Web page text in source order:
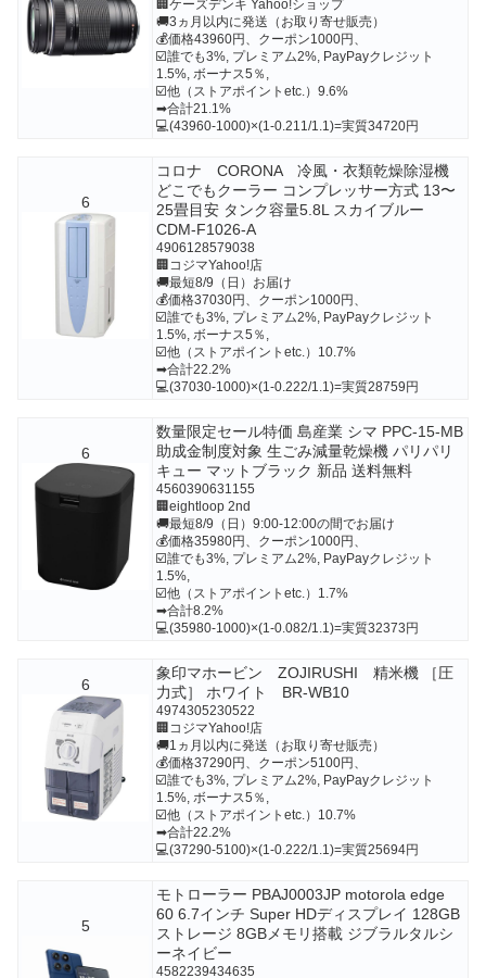
🏢ケーズデンキ Yahoo!ショップ
🚚3ヵ月以内に発送（お取り寄せ販売）
💰価格43960円、クーポン1000円、
☑️誰でも3%, プレミアム2%, PayPayクレジット
1.5%, ボーナス5％,
☑️他（ストアポイントetc.）9.6%
➡合計21.1%
💻(43960-1000)×(1-0.211/1.1)=実質34720円
6
コロナ CORONA 冷風・衣類乾燥除湿機
どこでもクーラー コンプレッサー方式 13〜
25畳目安 タンク容量5.8L スカイブルー
CDM-F1026-A
4906128579038
🏢コジマYahoo!店
🚚最短8/9（日）お届け
💰価格37030円、クーポン1000円、
☑️誰でも3%, プレミアム2%, PayPayクレジット
1.5%, ボーナス5％,
☑️他（ストアポイントetc.）10.7%
➡合計22.2%
💻(37030-1000)×(1-0.222/1.1)=実質28759円
6
数量限定セール特価 島産業 シマ PPC-15-MB
助成金制度対象 生ごみ減量乾燥機 パリパリ
キュー マットブラック 新品 送料無料
4560390631155
🏢eightloop 2nd
🚚最短8/9（日）9:00-12:00の間でお届け
💰価格35980円、クーポン1000円、
☑️誰でも3%, プレミアム2%, PayPayクレジット
1.5%,
☑️他（ストアポイントetc.）1.7%
➡合計8.2%
💻(35980-1000)×(1-0.082/1.1)=実質32373円
6
象印マホービン ZOJIRUSHI 精米機 ［圧
力式］ ホワイト BR-WB10
4974305230522
🏢コジマYahoo!店
🚚1ヵ月以内に発送（お取り寄せ販売）
💰価格37290円、クーポン5100円、
☑️誰でも3%, プレミアム2%, PayPayクレジット
1.5%, ボーナス5％,
☑️他（ストアポイントetc.）10.7%
➡合計22.2%
💻(37290-5100)×(1-0.222/1.1)=実質25694円
5
モトローラー PBAJ0003JP motorola edge
60 6.7インチ Super HDディスプレイ 128GB
ストレージ 8GBメモリ搭載 ジブラルタルシ
ーネイビー
4582239434635